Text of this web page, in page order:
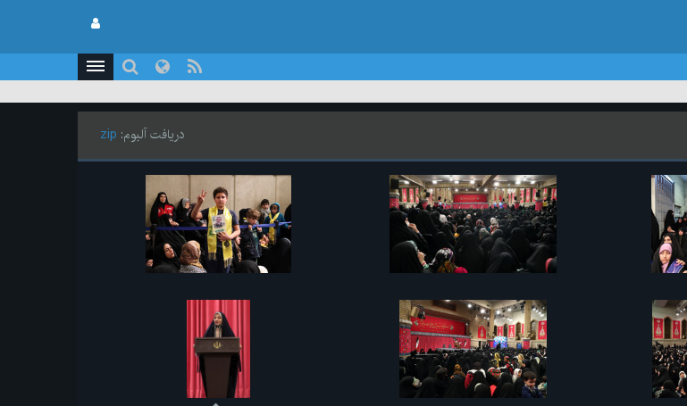
دریافت آلبوم: zip